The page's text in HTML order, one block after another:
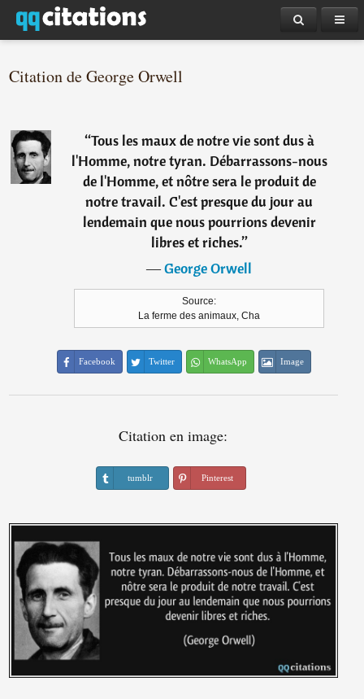
Citation de George Orwell
“Tous les maux de notre vie sont dus à
l'Homme, notre tyran. Débarrassons-nous
de l'Homme, et nôtre sera le produit de
notre travail. C'est presque du jour au
lendemain que nous pourrions devenir
libres et riches.”
―George Orwell
Source:
La ferme des animaux, Cha
Facebook Twitter WhatsApp Image
Citation en image:
tumblr Pinterest